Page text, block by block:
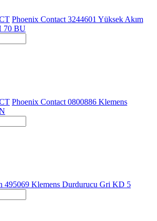
Phoenix Contact 3244601 Yüksek Akım
70 BU
Phoenix Contact 0800886 Klemens
495069 Klemens Durdurucu Gri KD 5